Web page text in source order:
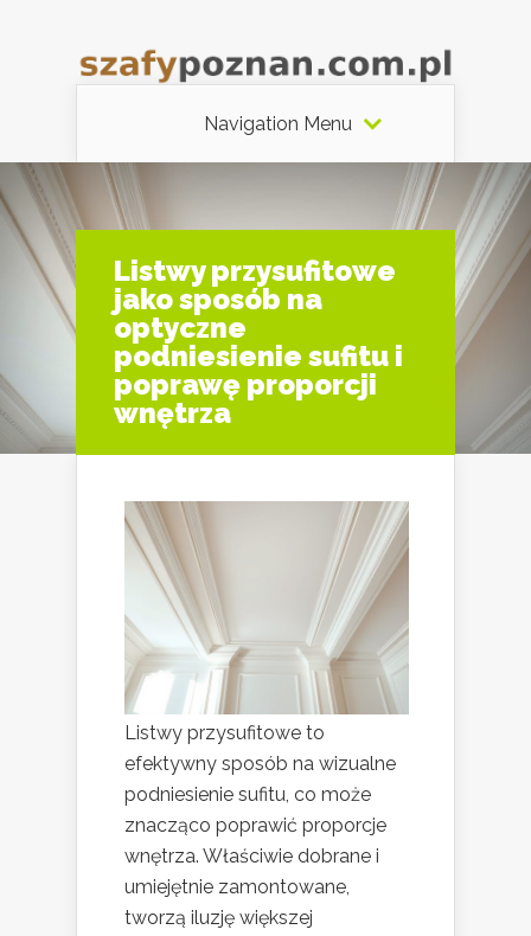
Navigation Menu
Listwy przysufitowe
jako sposób na
optyczne
podniesienie sufitu i
poprawę proporcji
wnętrza
Listwy przysufitowe to
efektywny sposób na wizualne
podniesienie sufitu, co może
znacząco poprawić proporcje
wnętrza. Właściwie dobrane i
umiejętnie zamontowane,
tworzą iluzję większej